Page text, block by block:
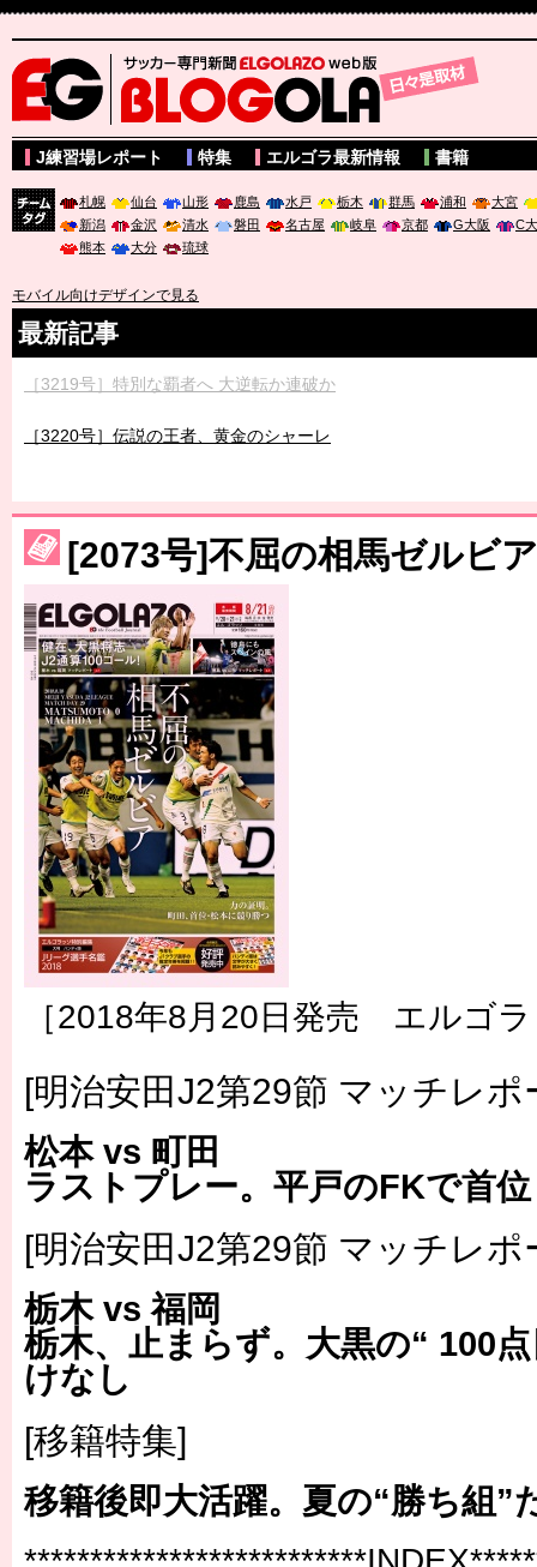
サッカー専門新聞ELGOLAZO web版 BLOGOLA
J練習場レポート 特集 エルゴラ最新情報 書籍
札幌 仙台 山形 鹿島 水戸 栃木 群馬 浦和
大宮
新潟
金沢 清水 磐田 名古屋 岐阜 京都 G大阪
C
熊本
大分 琉球
モバイル向けデザインで見る
最新記事
［3219号］特別な覇者へ 大逆転か連破か
［3220号］伝説の王者、黄金のシャーレ
［3230号］世界一への夢は終わらない
［3223号］一丸。日本出陣
［3222号］史上最大のW杯開幕 注目は「個」
長谷川 アーリアジャスールさんがシンポジウム「気候変動から命
[2073号]不屈の相馬ゼルビア
［2018年8月20日発売 エルゴ
[明治安田J2第29節 マッチレポ
松本 vs 町田
ラストプレー。平戸のFKで首
[明治安田J2第29節 マッチレポ
栃木 vs 福岡
栃木、止まらず。大黒の“ 100
けなし
[移籍特集]
移籍後即大活躍。夏の“勝ち組”